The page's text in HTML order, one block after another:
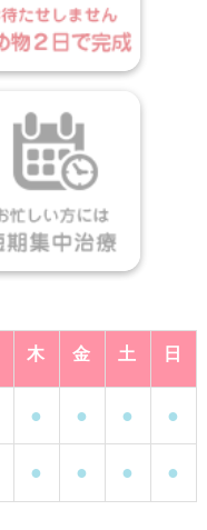
木 金 土 日
● ● ● ●
● ● ● ●